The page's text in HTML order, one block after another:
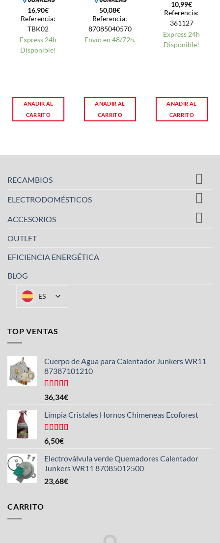
16,90€
Referencia:
TBK02
Express 24h
Disponible!
AÑADIR AL
CARRITO
50,08€
Referencia:
87085040570
Envío en 48/72h.
AÑADIR AL
CARRITO
10,99€
Referencia:
361127
Express 24h
Disponible!
AÑADIR AL
CARRITO
RECAMBIOS
ELECTRODOMÉSTICOS
ACCESORIOS
OUTLET
EFICIENCIA ENERGÉTICA
BLOG
ES
TOP VENTAS
Cuerpo de Agua para Calentador Junkers WR11
87387101210
Valorado
con
de 5
36,34€
Limpia Cristales Hornos Chimeneas Ecoforest
Valorado
con
de 5
6,50€
Electroválvula verde Quemadores Calentador
Junkers WR11 87085012500
23,68€
CARRITO